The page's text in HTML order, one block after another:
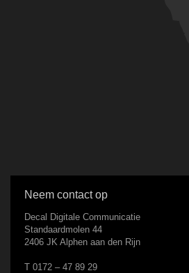
Neem contact op
Decal Digitale Communicatie
Standaardmolen 44
2406 JK Alphen aan den Rijn
T 0172 – 47 89 29